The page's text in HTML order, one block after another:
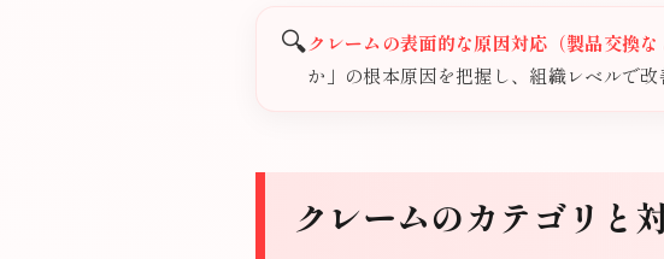
🔍クレームの表面的な原因対応（製品交換
か」の根本原因を把握し、組織レベルで
クレームのカテゴリと